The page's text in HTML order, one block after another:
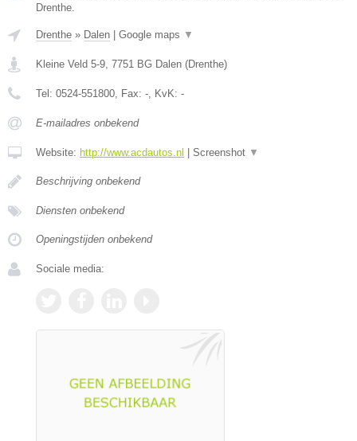
Drenthe.
Drenthe » Dalen Google maps ▼
Kleine Veld 5-9 7751 BG Dalen (Drenthe)
Tel: 0524-551800 , Fax: - , KvK: -
E-mailadres onbekend
Website: http://www.acdautos.nl Screenshot ▼
Beschrijving onbekend
Diensten onbekend
Openingstijden onbekend
Sociale media: